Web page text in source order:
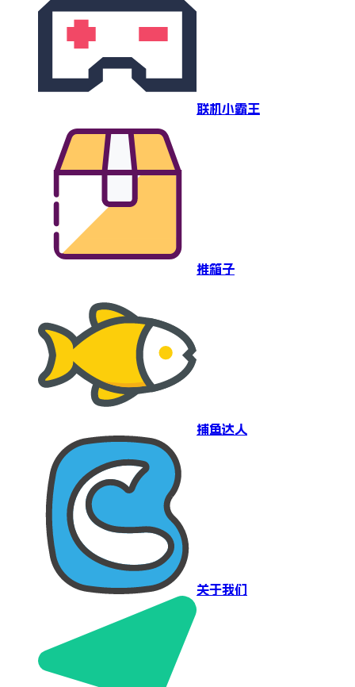
联机小霸王
推箱子
捕鱼达人
关于我们